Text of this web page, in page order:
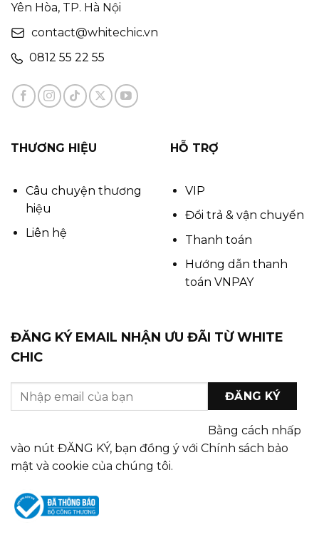
Yên Hòa, TP. Hà Nội
contact@whitechic.vn
0812 55 22 55
THƯƠNG HIỆU
Câu chuyện thương
hiệu
Liên hệ
HỖ TRỢ
VIP
Đổi trả & vận chuyển
Thanh toán
Hướng dẫn thanh
toán VNPAY
ĐĂNG KÝ EMAIL NHẬN ƯU ĐÃI TỪ WHITE
CHIC
Bằng cách nhấp
vào nút ĐĂNG KÝ, bạn đồng ý với Chính sách bảo
mật và cookie của chúng tôi.